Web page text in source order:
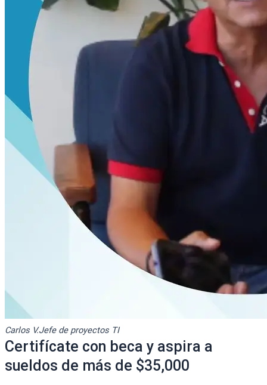
Carlos V.Jefe de proyectos TI
Certifícate con beca y aspira a
sueldos de más de $35,000